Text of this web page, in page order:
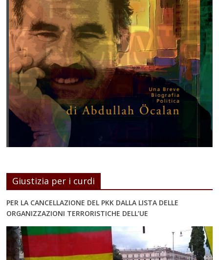
Giustizia per i curdi
PER LA CANCELLAZIONE DEL PKK DALLA LISTA DELLE
ORGANIZZAZIONI TERRORISTICHE DELL’UE